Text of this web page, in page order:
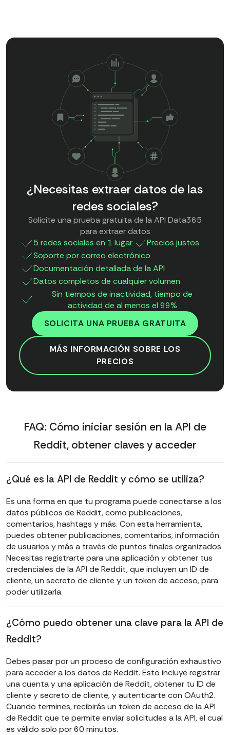
¿Necesitas extraer datos de las
redes sociales?
Solicite una prueba gratuita de la API Data365
para extraer datos
5 redes sociales en 1 lugar
Precios justos
Soporte por correo electrónico
Documentación detallada de la API
Datos completos de cualquier volumen
Sin tiempos de inactividad, tiempo de
actividad de al menos el 99%
SOLICITA UNA PRUEBA GRATUITA
MÁS INFORMACIÓN SOBRE LOS
PRECIOS
FAQ: Cómo iniciar sesión en la API de
Reddit, obtener claves y acceder
¿Qué es la API de Reddit y cómo se utiliza?
Es una forma en que tu programa puede conectarse a los
datos públicos de Reddit, como publicaciones,
comentarios, hashtags y más. Con esta herramienta,
puedes obtener publicaciones, comentarios, información
de usuarios y más a través de puntos finales organizados.
Necesitas registrarte para una aplicación y obtener tus
credenciales de la API de Reddit, que incluyen un ID de
cliente, un secreto de cliente y un token de acceso, para
poder utilizarla.
¿Cómo puedo obtener una clave para la API de
Reddit?
Debes pasar por un proceso de configuración exhaustivo
para acceder a los datos de Reddit. Esto incluye registrar
una cuenta y una aplicación de Reddit, obtener tu ID de
cliente y secreto de cliente, y autenticarte con OAuth2.
Cuando termines, recibirás un token de acceso de la API
de Reddit que te permite enviar solicitudes a la API, el cual
es válido solo por 60 minutos.